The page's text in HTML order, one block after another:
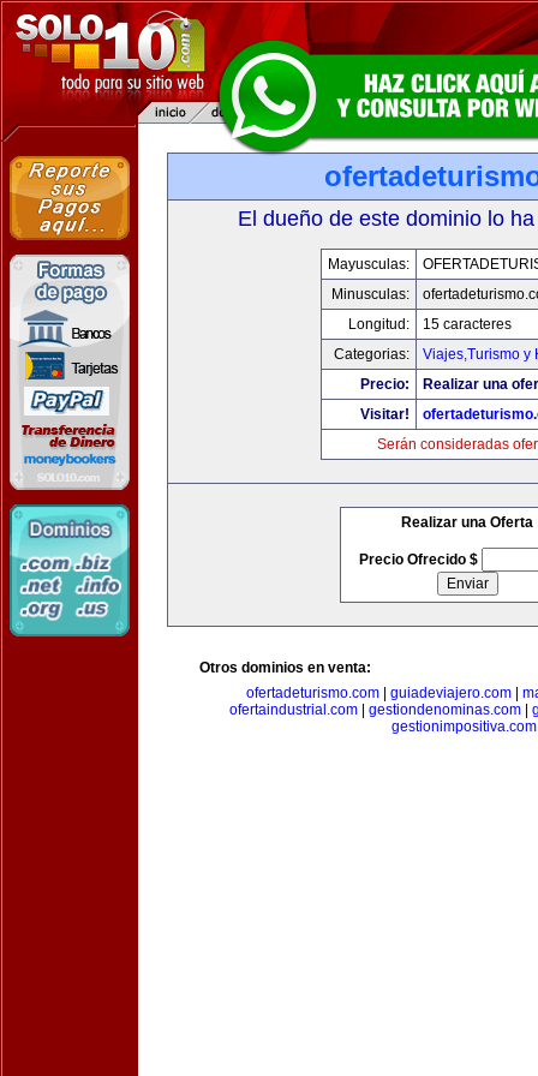
El dueño de este dominio lo
Mayusculas:
Minusculas:
Longitud:
15 caracteres
Categorias:
Viajes,Turismo y
Precio:
Realizar una
Visitar!
Serán consideradas
Realizar una Oferta
Precio Ofrecido $
Otros dominios en venta:
ofertadeturismo.com| guiadeviajero.com|
ofertaindustrial.com| gestiondenominas.com|
gestionimpositiva.com